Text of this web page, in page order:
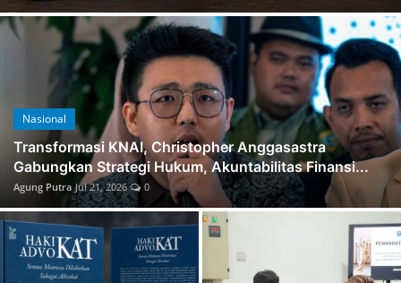
Lainya
Nasional
Transformasi KNAI, Christopher Anggasastra
Gabungkan Strategi Hukum, Akuntabilitas Finansi...
Agung Putra Jul 21, 2026 0